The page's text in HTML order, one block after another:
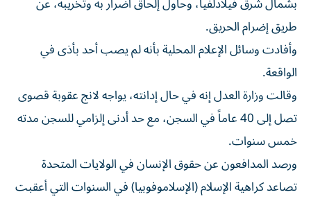
طريق إضرام الحريق.
وأفادت ​وسائل الإعلام ‌المحلية بأنه لم يصب أحد بأذى ‌في
الواقعة.
وقالت وزارة العدل إنه في حال إدانته، يواجه لانج عقوبة قصوى
تصل إلى 40 عاماً في السجن، ‌مع حد أدنى ‌إلزامي للسجن مدته
⁠خمس سنوات.
ورصد المدافعون عن حقوق الإنسان في الولايات المتحدة
تصاعد كراهية الإسلام (الإسلاموفوبيا) في ⁠السنوات التي أعقبت